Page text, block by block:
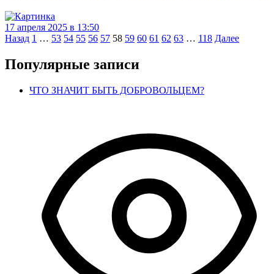
17 апреля 2025 в 13:50
Навигация
по
записям
Назад 1 … 53 54 55 56 57 58 59 60 61 62 63 … 118 Далее
Популярные записи
ЧТО ЗНАЧИТ БЫТЬ ДОБРОВОЛЬЦЕМ?